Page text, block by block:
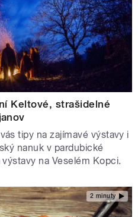
Keltové, strašidelné
tipy na zajímavé výstavy i
nanuk v pardubické
na Veselém Kopci.
2 minuty